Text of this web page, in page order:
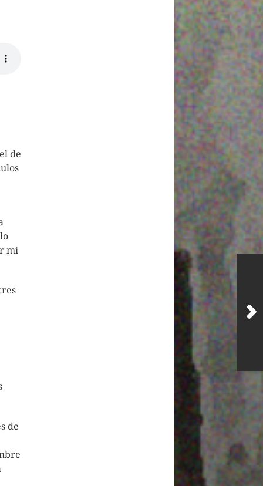
de
mi
de